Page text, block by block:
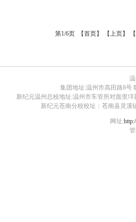
第1/6页 【首页】 【上页】
集团地址:温州市高田路8号
新纪元温州总校地址:温州市车管所对面里垟
新纪元苍南分校校址：苍南县灵溪
网址: